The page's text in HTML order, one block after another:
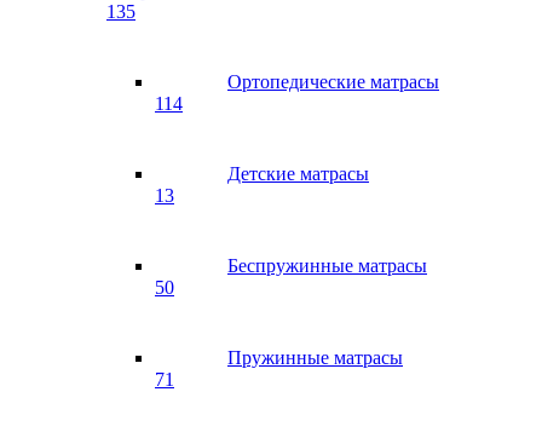
135
Ортопедические матрасы
114
Детские матрасы
13
Беспружинные матрасы
50
Пружинные матрасы
71